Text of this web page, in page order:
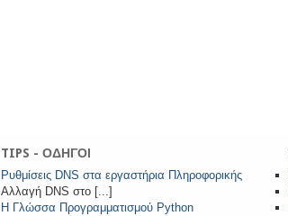
TIPS - ΟΔΗΓΟΙ
Ρυθμίσεις DNS στα εργαστήρια Πληροφορικής
Αλλαγή DNS στο [...]
Η Γλώσσα Προγραμματισμού Python